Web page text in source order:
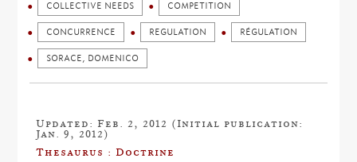
COLLECTIVE NEEDS COMPETITION
CONCURRENCE REGULATION RÉGULATION
SORACE, DOMENICO
Updated: Feb. 2, 2012 (Initial publication:
Jan. 9, 2012)
Thesaurus : Doctrine